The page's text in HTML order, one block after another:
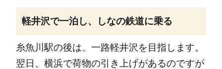
軽井沢で一泊し、しなの鉄道に乗る
糸魚川駅の後は、一路軽井沢を目指します。
翌日、横浜で荷物の引き上げがあるのですが